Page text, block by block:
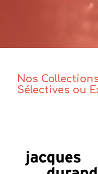
Nos
Sélectives ou